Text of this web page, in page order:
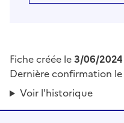
Fiche créée le3/06/2024
Dernière confirmation le
Voir l'historique